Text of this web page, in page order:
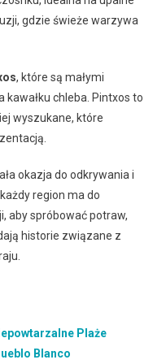
gdzie świeże warzywa
, które są małymi
chleba. Pintxos to
wyszukane, które
okazja do odkrywania i
region ma do
aby spróbować potraw,
historie związane z
Plaże
Blanco